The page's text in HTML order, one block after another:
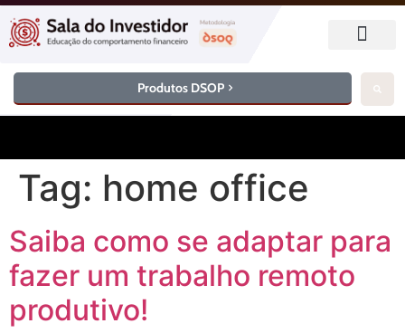
Produtos DSOP
Tag: home office
Saiba como se adaptar para
fazer um trabalho remoto
produtivo!